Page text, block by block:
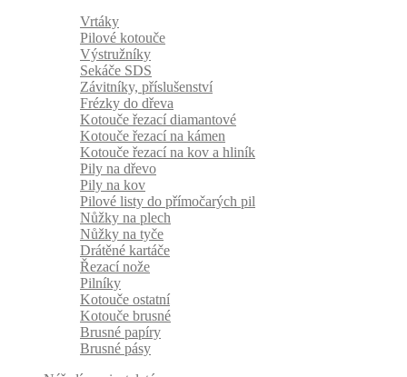
Vrtáky
Pilové kotouče
Výstružníky
Sekáče SDS
Závitníky, příslušenství
Frézky do dřeva
Kotouče řezací diamantové
Kotouče řezací na kámen
Kotouče řezací na kov a hliník
Pily na dřevo
Pily na kov
Pilové listy do přímočarých pil
Nůžky na plech
Nůžky na tyče
Drátěné kartáče
Řezací nože
Pilníky
Kotouče ostatní
Kotouče brusné
Brusné papíry
Brusné pásy